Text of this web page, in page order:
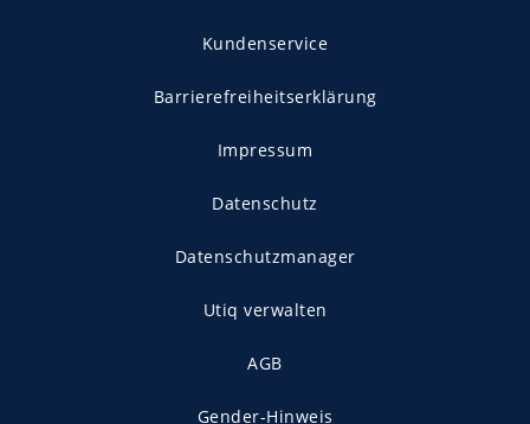
Kundenservice
Barrierefreiheitserklärung
Impressum
Datenschutz
Datenschutzmanager
Utiq verwalten
AGB
Gender-Hinweis